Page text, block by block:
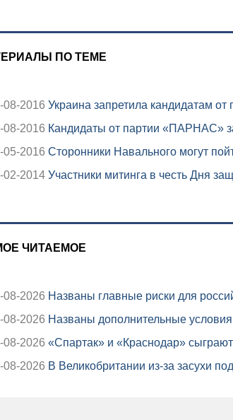
ПО ТЕМЕ
08-2016 Украина запретила кандидатам
08-2016 Кандидаты от партии «ПАРНАС»
05-2016 Сторонники Навального могут
02-2014 Участники митинга в честь Дня
ЧИТАЕМОЕ
08-2026 Названы главные риски для
08-2026 Названы дополнительные
08-2026 «Спартак» и «Краснодар»
08-2026 В Великобритании из-за засухи